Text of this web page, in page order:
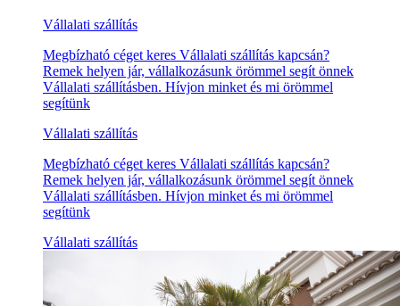
Vállalati szállítás
Megbízható céget keres Vállalati szállítás kapcsán?
Remek helyen jár, vállalkozásunk örömmel segít önnek
Vállalati szállításben. Hívjon minket és mi örömmel
segítünk
Vállalati szállítás
Megbízható céget keres Vállalati szállítás kapcsán?
Remek helyen jár, vállalkozásunk örömmel segít önnek
Vállalati szállításben. Hívjon minket és mi örömmel
segítünk
Vállalati szállítás